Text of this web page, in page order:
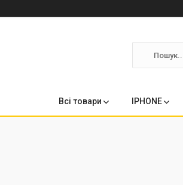
Всі товари IPHONE